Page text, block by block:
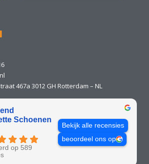
467a 3012 GH Rotterdam – NL
Schoenen
op 589
Bekijk alle recensies
beoordeel ons op